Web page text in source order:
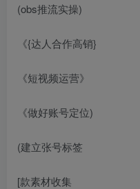
(obs推流实操)
《{达人合作高销}
《短视频运营》
《做好账号定位)
(建立张号标签
[款素材收集